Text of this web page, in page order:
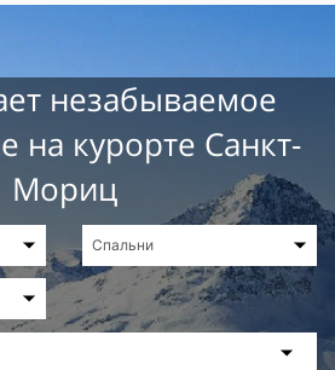
незабываемое
на курорте Санкт-
Мориц